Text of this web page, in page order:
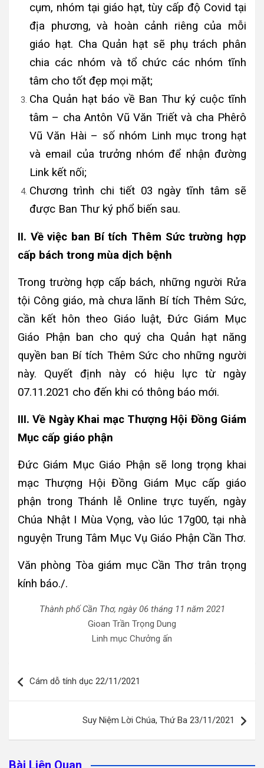
cụm, nhóm tại giáo hạt, tùy cấp độ Covid tại
địa phương, và hoàn cảnh riêng của mỗi
giáo hạt. Cha Quản hạt sẽ phụ trách phân
chia các nhóm và tổ chức các nhóm tĩnh
tâm cho tốt đẹp mọi mặt;
Cha Quản hạt báo về Ban Thư ký cuộc tĩnh
tâm – cha Antôn Vũ Văn Triết và cha Phêrô
Vũ Văn Hài – số nhóm Linh mục trong hạt
và email của trưởng nhóm để nhận đường
Link kết nối;
Chương trình chi tiết 03 ngày tĩnh tâm sẽ
được Ban Thư ký phổ biến sau.
II. Về việc ban Bí tích Thêm Sức trường hợp
cấp bách trong mùa dịch bệnh
Trong trường hợp cấp bách, những người Rửa
tội Công giáo, mà chưa lãnh Bí tích Thêm Sức,
cần kết hôn theo Giáo luật, Đức Giám Mục
Giáo Phận ban cho quý cha Quản hạt năng
quyền ban Bí tích Thêm Sức cho những người
này. Quyết định này có hiệu lực từ ngày
07.11.2021 cho đến khi có thông báo mới.
III. Về Ngày Khai mạc Thượng Hội Đồng Giám
Mục cấp giáo phận
Đức Giám Mục Giáo Phận sẽ long trọng khai
mạc Thượng Hội Đồng Giám Mục cấp giáo
phận trong Thánh lễ Online trực tuyến, ngày
Chúa Nhật I Mùa Vọng, vào lúc 17g00, tại nhà
nguyện Trung Tâm Mục Vụ Giáo Phận Cần Thơ.
Văn phòng Tòa giám mục Cần Thơ trân trọng
kính báo./.
Thành phố Cần Thơ, ngày 06 tháng 11 năm 2021
Gioan Trần Trọng Dung
Linh mục Chưởng ấn
hướng
Cám dỗ tính dục 22/11/2021
Suy Niệm Lời Chúa, Thứ Ba 23/11/2021
Bài Liên Quan